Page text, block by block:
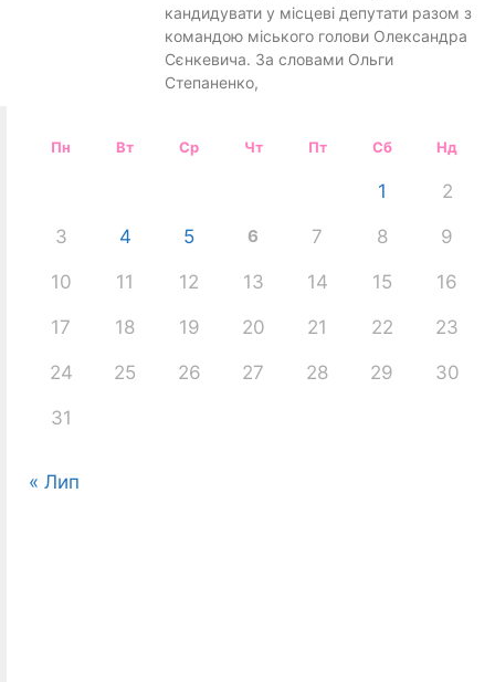
кандидувати у місцеві депутати разом з
командою міського голови Олександра
Сєнкевича. За словами Ольги
Степаненко,
Пн Вт Ср Чт Пт Сб Нд
1 2
3 4 5 6 7 8 9
10 11 12 13 14 15 16
17 18 19 20 21 22 23
24 25 26 27 28 29 30
31
« Лип